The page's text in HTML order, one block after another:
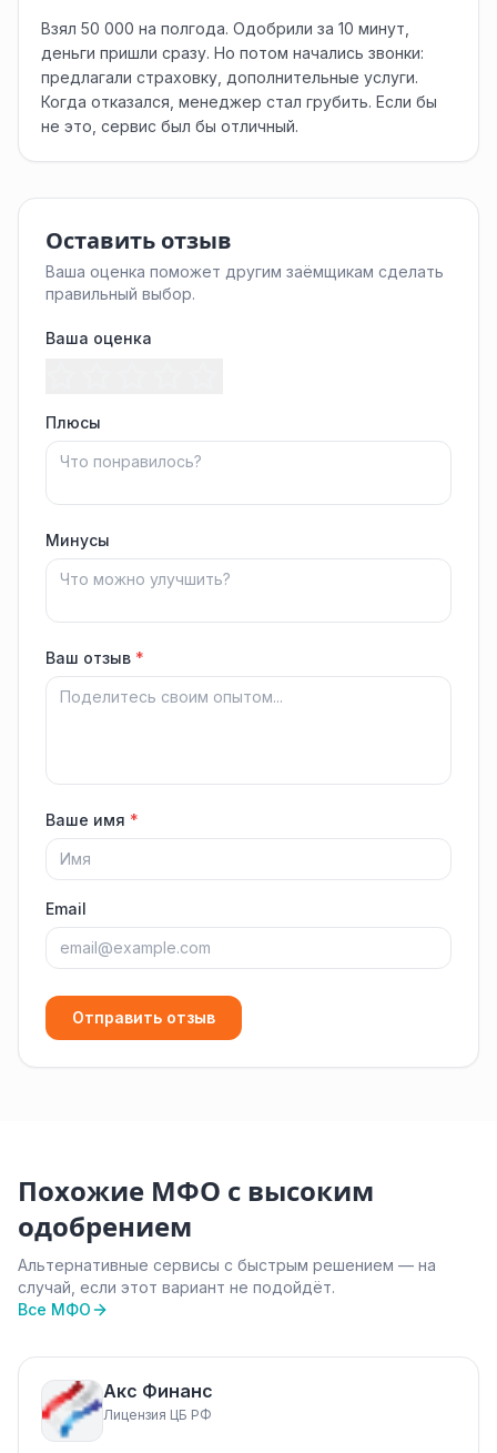
Взял 50 000 на полгода. Одобрили за 10 минут,
деньги пришли сразу. Но потом начались звонки:
предлагали страховку, дополнительные услуги.
Когда отказался, менеджер стал грубить. Если бы
не это, сервис был бы отличный.
Оставить отзыв
Ваша оценка поможет другим заёмщикам сделать
правильный выбор.
Ваша оценка
Плюсы
Минусы
Ваш отзыв *
Ваше имя *
Email
Отправить отзыв
Похожие МФО с высоким
одобрением
Альтернативные сервисы с быстрым решением — на
случай, если этот вариант не подойдёт.
Все МФО
Акс Финанс
Лицензия ЦБ РФ